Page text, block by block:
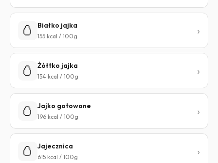
🥚 Białko jajka
155 kcal / 100g
🥚 Żółtko jajka
154 kcal / 100g
🥚 Jajko gotowane
196 kcal / 100g
🥚 Jajecznica
615 kcal / 100g